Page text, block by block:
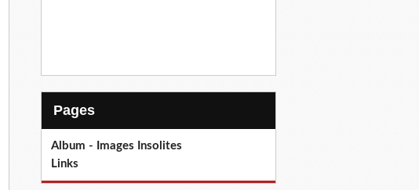
Pages
Album - Images Insolites
Links